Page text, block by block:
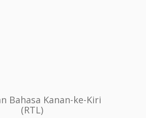
Bahasa Kanan-ke-Kiri
(RTL)